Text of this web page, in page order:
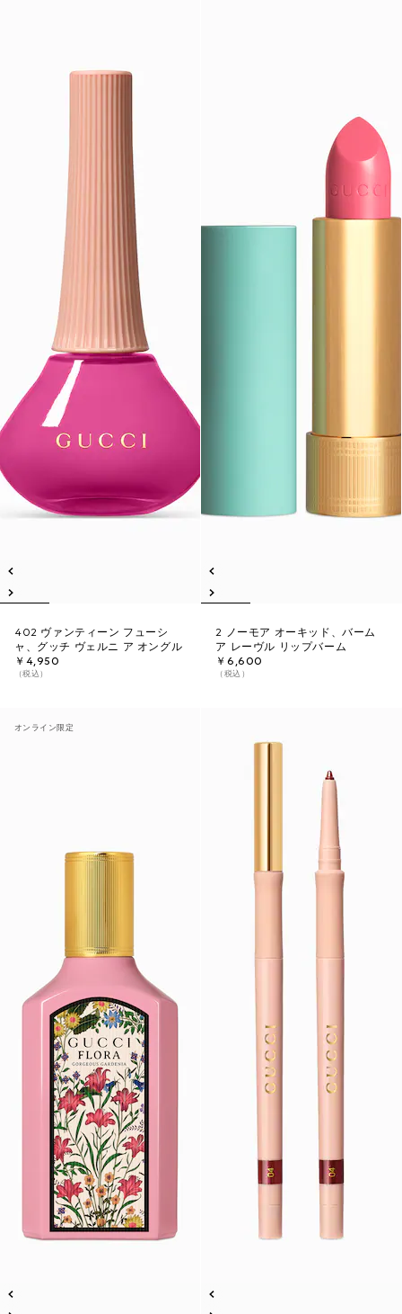
402 ヴァンティーン フューシ
ャ、グッチ ヴェルニ ア オングル
￥4,950
（税込）
2 ノーモア オーキッド、バーム
ア レーヴル リップバーム
￥6,600
（税込）
オンライン限定